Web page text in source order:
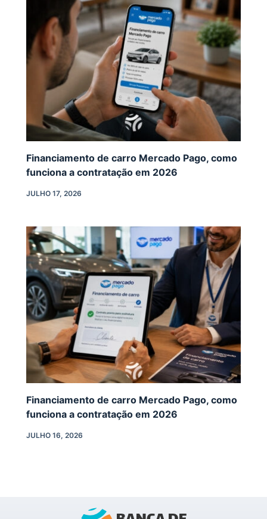
Financiamento de carro Mercado Pago, como
funciona a contratação em 2026
JULHO 17, 2026
Financiamento de carro Mercado Pago, como
funciona a contratação em 2026
JULHO 16, 2026